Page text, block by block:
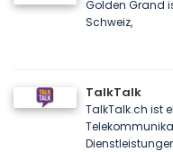
Golden Grand
Schweiz,
TalkTalk
TalkTalk.ch ist